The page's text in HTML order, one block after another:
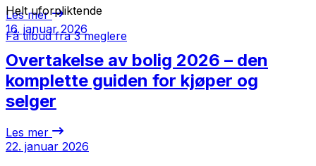
Helt uforpliktende
Få tilbud fra 3 meglere
Les mer
16. januar 2026
Overtakelse av bolig 2026 – den
komplette guiden for kjøper og
selger
Les mer
22. januar 2026